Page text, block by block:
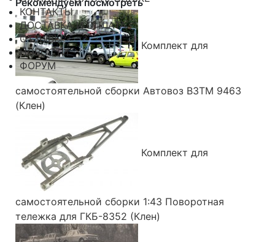
КОНТАКТЫ
ДОСТАВКА И ОПЛАТА
ОТЗЫВЫ
НОВОСТИ
ФОРУМ
Рекомендуем посмотреть
Комплект для
самостоятельной сборки Автовоз ВЗТМ 9463
(Клен)
Комплект для
самостоятельной сборки 1:43 Поворотная
тележка для ГКБ-8352 (Клен)